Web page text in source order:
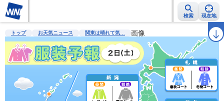
検索 現在地
雨雲レーダー 台風情報 地震情報 警報・注意報 ラ
トップ お天気ニュース 関東は晴れて気… 画像